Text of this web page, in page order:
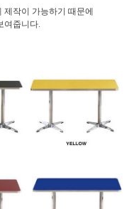
작이 가능하기 때문에
여줍니다.